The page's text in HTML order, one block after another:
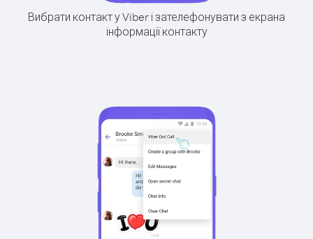
Вибрати контакт у Viber і зателефонувати з екрана
інформації контакту